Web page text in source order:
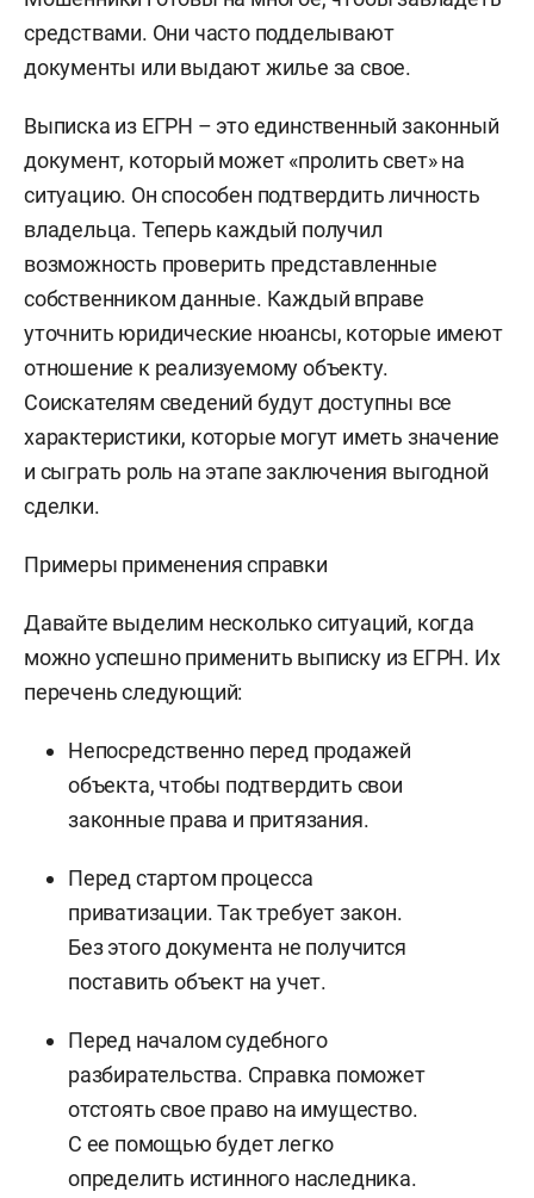
средствами. Они часто подделывают
документы или выдают жилье за свое.
Выписка из ЕГРН – это единственный законный
документ, который может «пролить свет» на
ситуацию. Он способен подтвердить личность
владельца. Теперь каждый получил
возможность проверить представленные
собственником данные. Каждый вправе
уточнить юридические нюансы, которые имеют
отношение к реализуемому объекту.
Соискателям сведений будут доступны все
характеристики, которые могут иметь значение
и сыграть роль на этапе заключения выгодной
сделки.
Примеры применения справки
Давайте выделим несколько ситуаций, когда
можно успешно применить выписку из ЕГРН. Их
перечень следующий:
Непосредственно перед продажей
объекта, чтобы подтвердить свои
законные права и притязания.
Перед стартом процесса
приватизации. Так требует закон.
Без этого документа не получится
поставить объект на учет.
Перед началом судебного
разбирательства. Справка поможет
отстоять свое право на имущество.
С ее помощью будет легко
определить истинного наследника.